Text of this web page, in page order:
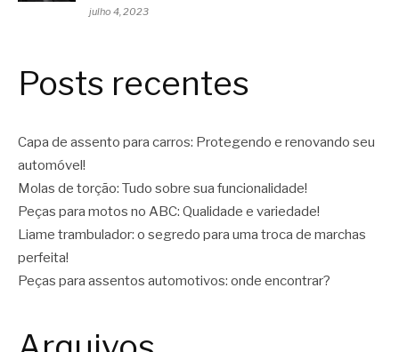
julho 4, 2023
Posts recentes
Capa de assento para carros: Protegendo e renovando seu
automóvel!
Molas de torção: Tudo sobre sua funcionalidade!
Peças para motos no ABC: Qualidade e variedade!
Liame trambulador: o segredo para uma troca de marchas
perfeita!
Peças para assentos automotivos: onde encontrar?